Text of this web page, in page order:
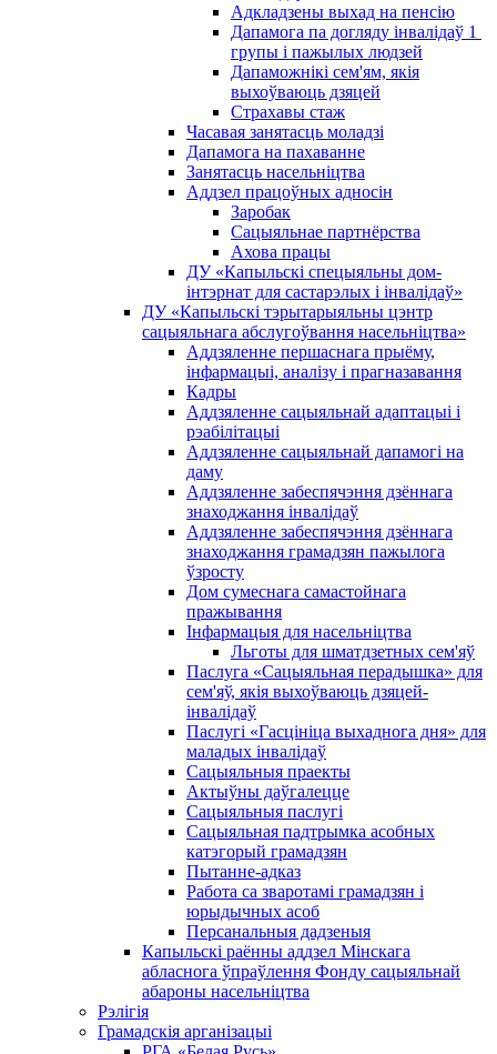
Адкладзены выхад на пенсію
Дапамога па догляду інвалідаў 1 ​​
групы і пажылых людзей
Дапаможнікі сем'ям, якія
выхоўваюць дзяцей
Страхавы стаж
Часавая занятасць моладзі
Дапамога на пахаванне
Занятасць насельніцтва
Аддзел працоўных адносін
Заробак
Сацыяльнае партнёрства
Ахова працы
ДУ «Капыльскі спецыяльны дом-
інтэрнат для састарэлых і інвалідаў»
ДУ «Капыльскі тэрытарыяльны цэнтр
сацыяльнага абслугоўвання насельніцтва»
Аддзяленне першаснага прыёму,
інфармацыі, аналізу і прагназавання
Кадры
Аддзяленне сацыяльнай адаптацыі і
рэабілітацыі
Аддзяленне сацыяльнай дапамогі на
даму
Аддзяленне забеспячэння дзённага
знаходжання інвалідаў
Аддзяленне забеспячэння дзённага
знаходжання грамадзян пажылога
ўзросту
Дом сумеснага самастойнага
пражывання
Інфармацыя для насельніцтва
Льготы для шматдзетных сем'яў
Паслуга «Сацыяльная перадышка» для
сем'яў, якія выхоўваюць дзяцей-
інвалідаў
Паслугі «Гасцініца выхаднога дня» для
маладых інвалідаў
Сацыяльныя праекты
Актыўны даўгалецце
Сацыяльныя паслугі
Сацыяльная падтрымка асобных
катэгорый грамадзян
Пытанне-адказ
Работа са зваротамі грамадзян і
юрыдычных асоб
Персанальныя дадзеныя
Капыльскі раённы аддзел Мінскага
абласнога ўпраўлення Фонду сацыяльнай
абароны насельніцтва
Рэлігія
Грамадскія арганізацыі